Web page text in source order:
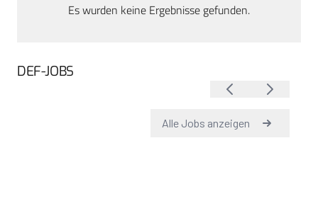
Es wurden keine Ergebnisse gefunden.
DEF-JOBS